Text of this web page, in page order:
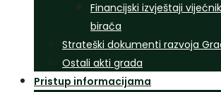
Financijski izvještaji
birača
Strateški dokumenti razvoja
Ostali akti grada
Pristup informacijama